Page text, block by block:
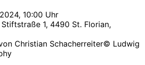
10:00 Uhr
1, 4490 St. Florian,
© Ludwig